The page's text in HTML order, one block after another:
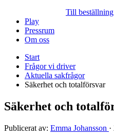
Till
Play
Pressrum
Om oss
Start
Frågor vi driver
Aktuella sakfrågor
Säkerhet och totalförsvar
Säkerhet och
Publicerat av: Emma Johansson ·